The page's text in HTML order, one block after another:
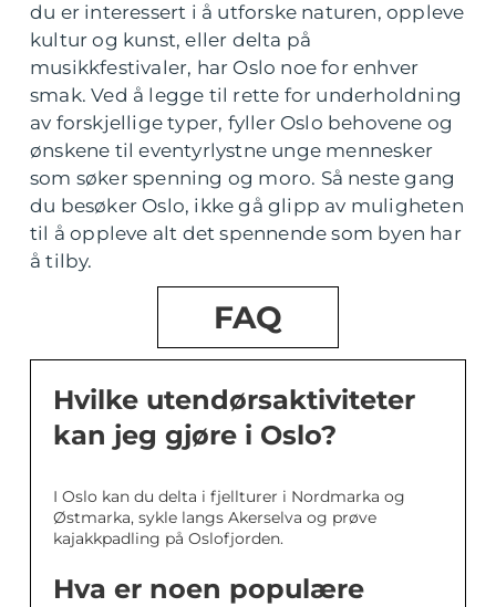
du er interessert i å utforske naturen, oppleve
kultur og kunst, eller delta på
musikkfestivaler, har Oslo noe for enhver
smak. Ved å legge til rette for underholdning
av forskjellige typer, fyller Oslo behovene og
ønskene til eventyrlystne unge mennesker
som søker spenning og moro. Så neste gang
du besøker Oslo, ikke gå glipp av muligheten
til å oppleve alt det spennende som byen har
å tilby.
FAQ
Hvilke utendørsaktiviteter
kan jeg gjøre i Oslo?
I Oslo kan du delta i fjellturer i Nordmarka og
Østmarka, sykle langs Akerselva og prøve
kajakkpadling på Oslofjorden.
Hva er noen populære